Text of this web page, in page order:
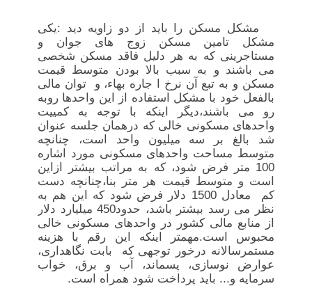
مشکل مسکن را باید از دو زاویه دید :یکی
مشکل تامین مسکن زوج های جوان و
مستاجرینی که به هر دلیل فاقد مسکن شخصی
می باشند و به سبب بالا بودن متوسط قیمت
مسکن و به تبع آن نرخ ا جاره بهاء، و توان مالی
بالفعل خود با مشکل استفاده از این واحدها روبه
رو می باشند،دیگر اینکه با توجه به کمییت
واحدهای مسکونی خالی که درهمان جلسه عنوان
شد بالغ بر سه میلیون واحد است، چنانچه
متوسط مساحت واحدهای مسکونی مورد اشاره
100 متر فرض شود، که به مراتب بیشتر ازاین
است و متوسط قیمت هر متر بنا،چنانچه دست
کم معادل 1500 دلار فرض شود که این هم به
نظر می رسد بیشتر باشد، حدود450 میلیارد دلار
از منابع مالی کشور در واحدهای مسکونی خالی
محبوس است.مهمتر اینکه این رقم با هزینه
مستمرسالانه درخور توجهی که بابت نگاهداری،
عوارض نوسازی، پسماند، آب و برق، خواب
سرمایه و... باید پرداخت شود همراه است.